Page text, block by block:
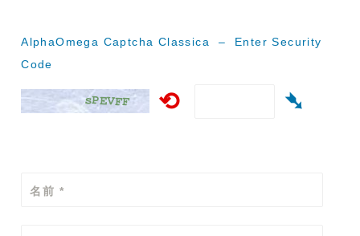
ン
AlphaOmega Captcha Classica – Enter Security
Code
⟲ ➴
名前 *